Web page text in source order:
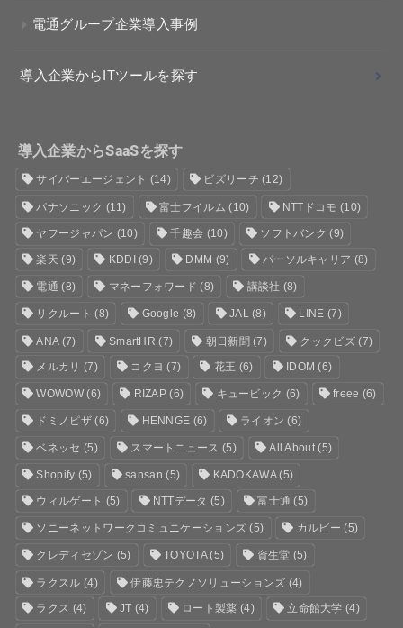
電通グループ企業導入事例
導入企業からITツールを探す
導入企業からSaaSを探す
サイバーエージェント (14) ビズリーチ (12)
パナソニック (11) 富士フイルム (10) NTTドコモ (10)
ヤフージャパン (10) 千趣会 (10) ソフトバンク (9)
楽天 (9) KDDI (9) DMM (9) パーソルキャリア (8)
電通 (8) マネーフォワード (8) 講談社 (8)
リクルート (8) Google (8) JAL(8) LINE (7)
ANA(7) SmartHR (7) 朝日新聞(7) クックビズ(7)
メルカリ (7) コクヨ (7) 花王 (6) IDOM (6)
WOWOW(6) RIZAP (6) キュービック (6) freee (6)
ドミノピザ(6) HENNGE (6) ライオン (6)
ベネッセ (5) スマートニュース (5) All About(5)
Shopify (5) sansan (5) KADOKAWA(5)
ウィルゲート (5) NTTデータ (5) 富士通 (5)
ソニーネットワークコミュニケーションズ (5) カルビー (5)
クレディセゾン (5) TOYOTA(5) 資生堂 (5)
ラクスル (4) 伊藤忠テクノソリューションズ (4)
ラクス (4) JT (4) ロート製薬 (4) 立命館大学 (4)